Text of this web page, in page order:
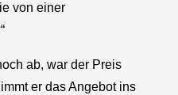
von einer
ab, war der Preis
er das Angebot ins